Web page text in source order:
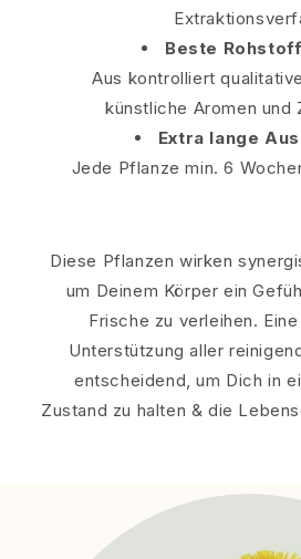
Beste
Aus kontrolliert
künstliche Aromen und
Extra lange
Jede Pflanze min. 6
Diese Pflanzen wirken
um Deinem Körper ein
Frische zu verleihen.
Unterstützung aller
entscheidend, um Dich in
Zustand zu halten & die